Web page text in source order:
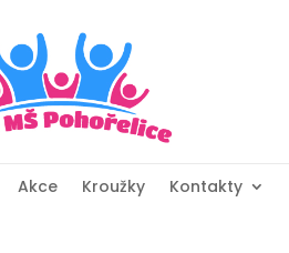
Akce Kroužky Kontakty